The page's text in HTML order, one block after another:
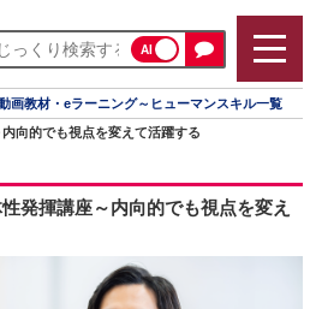
AI
画教材・eラーニング～ヒューマンスキル一覧
向的でも視点を変えて活躍する
発揮講座～内向的でも視点を変え